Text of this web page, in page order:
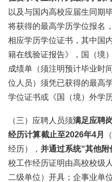
以及与国内高校应届生同期
将获得的最高学历学位报名
相应学历学位证书，其中国
籍在线验证报告》，国（境
成绩单（须注明预计毕业时
位人员）须凭已获得的最高
学位证书或《国（境）外学
（三）应聘人员须满足应聘
经历计算截止至2026年4月
经历）， 并通过系统“其他
校工作经历证明由高校校级
二级单位）开具；企事业单